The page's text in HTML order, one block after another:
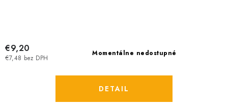
Momentálne nedostupné
€7,48 bez DPH
€9,20
DETAIL